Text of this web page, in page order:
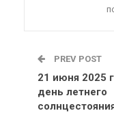
PREV POST
21 июня 2025
день летнего